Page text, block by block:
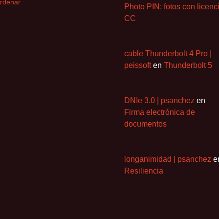
Photo PIN: fotos con
CC
cable Thunderbolt 4 Pro |
peissoften Thunderbolt 5
DNIe 3.0 | psanchez en
Firma electrónica de
documentos
longanimidad | psanchez
Resiliencia